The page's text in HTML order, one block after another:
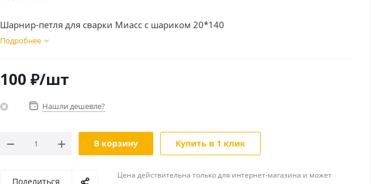
Шарнир-петля для сварки Миасс с шариком 20*140
Подробнее
100 ₽/шт
Нашли дешевле?
В корзину Купить в 1 клик
Поделиться
Цена действительна только для интернет-магазина и может